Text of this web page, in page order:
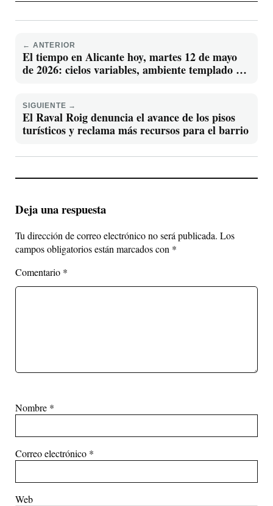
← ANTERIOR
El tiempo en Alicante hoy, martes 12 de mayo
de 2026: cielos variables, ambiente templado y
SIGUIENTE →
El Raval Roig denuncia el avance de los pisos
turísticos y reclama más recursos para el barrio
Deja una respuesta
Tu dirección de correo electrónico no será publicada. Los
campos obligatorios están marcados con *
Comentario *
Nombre *
Correo electrónico *
Web